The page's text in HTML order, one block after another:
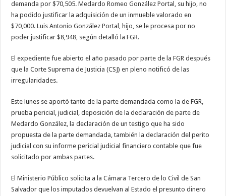
demanda por $70,505. Medardo Romeo González Portal, su hijo, no
ha podido justificar la adquisición de un inmueble valorado en
$70,000. Luis Antonio González Portal, hijo, se le procesa por no
poder justificar $8,948, según detalló la FGR.
El expediente fue abierto el año pasado por parte de la FGR después
que la Corte Suprema de Justicia (CSJ) en pleno notificó de las
irregularidades.
Este lunes se aportó tanto de la parte demandada como la de FGR,
prueba pericial, judicial, deposición de la declaración de parte de
Medardo González, la declaración de un testigo que ha sido
propuesta de la parte demandada, también la declaración del perito
judicial con su informe pericial judicial financiero contable que fue
solicitado por ambas partes.
El Ministerio Público solicita a la Cámara Tercero de lo Civil de San
Salvador que los imputados devuelvan al Estado el presunto dinero